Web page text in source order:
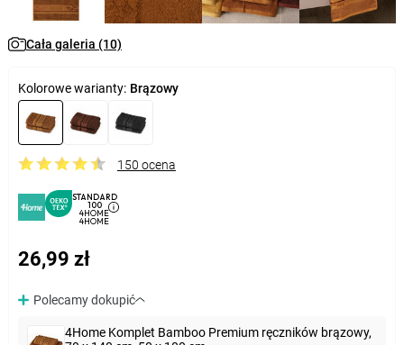
Cała galeria (10)
Kolorowe warianty: Brązowy
150 ocena
STANDARD
100
4HOME
4HOME
26,99 zł
Polecamy dokupić
4Home Komplet Bamboo Premium ręczników brązowy,